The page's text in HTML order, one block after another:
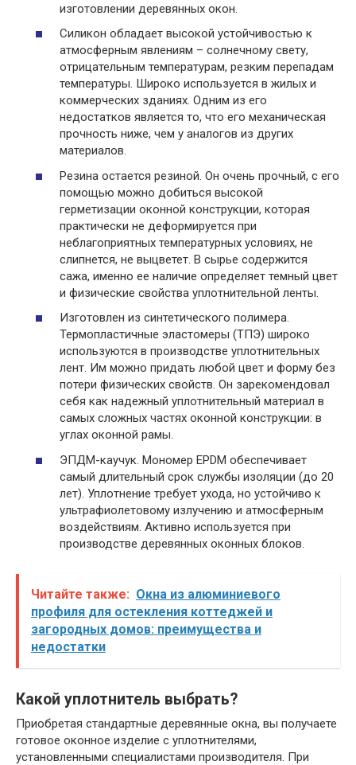
изготовлении деревянных окон.
Силикон обладает высокой устойчивостью к
атмосферным явлениям – солнечному свету,
отрицательным температурам, резким перепадам
температуры. Широко используется в жилых и
коммерческих зданиях. Одним из его
недостатков является то, что его механическая
прочность ниже, чем у аналогов из других
материалов.
Резина остается резиной. Он очень прочный, с его
помощью можно добиться высокой
герметизации оконной конструкции, которая
практически не деформируется при
неблагоприятных температурных условиях, не
слипнется, не выцветет. В сырье содержится
сажа, именно ее наличие определяет темный цвет
и физические свойства уплотнительной ленты.
Изготовлен из синтетического полимера.
Термопластичные эластомеры (ТПЭ) широко
используются в производстве уплотнительных
лент. Им можно придать любой цвет и форму без
потери физических свойств. Он зарекомендовал
себя как надежный уплотнительный материал в
самых сложных частях оконной конструкции: в
углах оконной рамы.
ЭПДМ-каучук. Мономер EPDM обеспечивает
самый длительный срок службы изоляции (до 20
лет). Уплотнение требует ухода, но устойчиво к
ультрафиолетовому излучению и атмосферным
воздействиям. Активно используется при
производстве деревянных оконных блоков.
Читайте также: Окна из алюминиевого
профиля для остекления коттеджей и
загородных домов: преимущества и
недостатки
Какой уплотнитель выбрать?
Приобретая стандартные деревянные окна, вы получаете
готовое оконное изделие с уплотнителями,
установленными специалистами производителя. При